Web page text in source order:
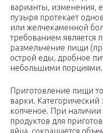
варианты, изменения,
пузыря протекает
или желчекаменной
требованием является
размельчение пищи
острой еды, дробное
небольшими порциями.
Приготовление пищи
варки. Категорический
копченое. При наличии
продуктов для
яйца, сокращается